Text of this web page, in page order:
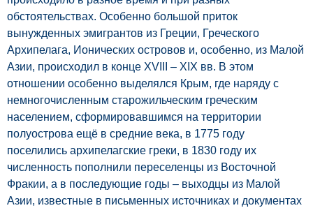
обстоятельствах. Особенно большой приток
вынужденных эмигрантов из Греции, Греческого
Архипелага, Ионических островов и, особенно, из Малой
Азии, происходил в конце XVIII – ΧΙΧ вв. В этом
отношении особенно выделялся Крым, где наряду с
немногочисленным старожильческим греческим
населением, сформировавшимся на территории
полуострова ещё в средние века, в 1775 году
поселились архипелагские греки, в 1830 году их
численность пополнили переселенцы из Восточной
Фракии, а в последующие годы – выходцы из Малой
Азии, известные в письменных источниках и документах